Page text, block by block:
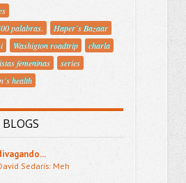
palabras.
Haper´s Bazaar
Washigton roadtrip
charla
femeninas
series
health
Sedaris: Meh